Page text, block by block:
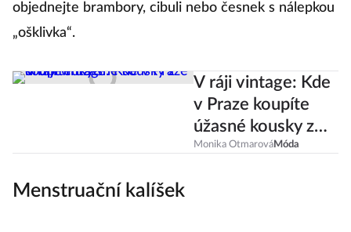
objednejte brambory, cibuli nebo česnek s nálepkou
„ošklivka“.
V ráji vintage: Kde
v Praze koupíte
úžasné kousky z
druhé ruky?
Monika OtmarováMóda
Menstruační kalíšek